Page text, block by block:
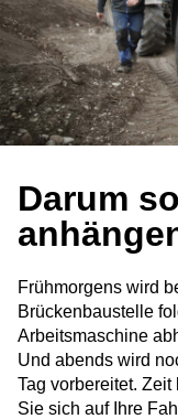
Darum
Frühmorgens wird
Brückenbaustelle
Arbeitsmaschine
Und abends wird
Tag vorbereitet.
Sie sich auf Ihre